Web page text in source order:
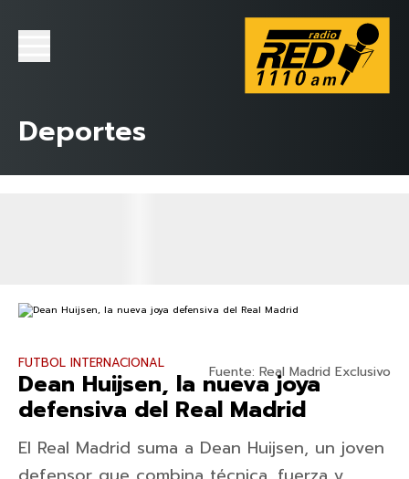
Deportes
Fuente: Real Madrid Exclusivo
FUTBOL INTERNACIONAL
Dean Huijsen, la nueva joya
defensiva del Real Madrid
El Real Madrid suma a Dean Huijsen, un joven